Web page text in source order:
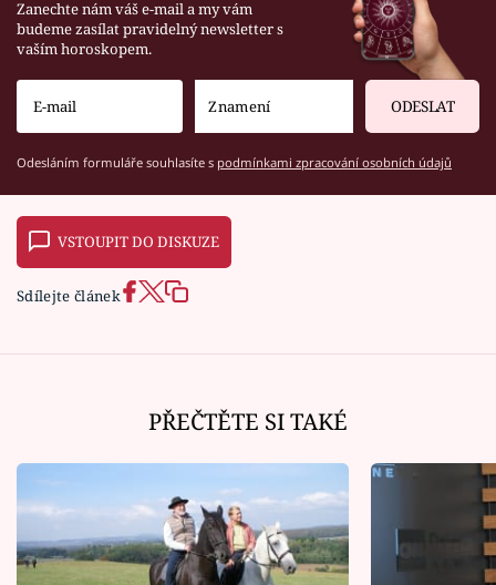
Zanechte nám váš e-mail a my vám
budeme zasílat pravidelný newsletter s
vaším horoskopem.
ODESLAT
Odesláním formuláře souhlasíte s podmínkami zpracování osobních údajů
VSTOUPIT DO DISKUZE
Sdílejte článek
PŘEČTĚTE SI TAKÉ